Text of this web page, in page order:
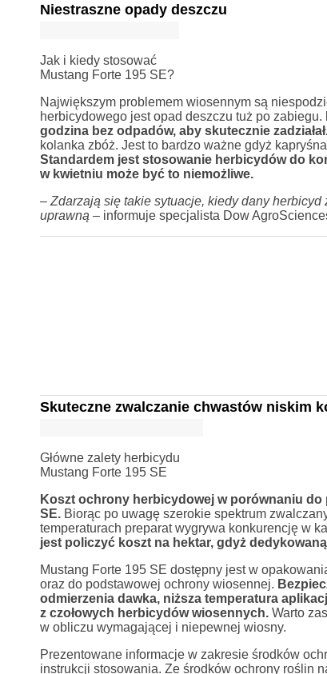
Niestraszne opady deszczu
Jak i kiedy stosować
Mustang Forte 195 SE?
Największym problemem wiosennym są
herbicydowego jest opad deszczu tuż po zabiegu.
godzina bez odpadów, aby skutecznie
kolanka zbóż. Jest to bardzo ważne gdyż
Standardem jest stosowanie herbicydów do
w kwietniu może być to niemożliwe.
– Zdarzają się takie sytuacje, kiedy dany
uprawną – informuje specjalista Dow
Skuteczne zwalczanie chwastów niskim
Główne zalety herbicydu
Mustang Forte 195 SE
Koszt ochrony herbicydowej w porównaniu
SE.Biorąc po uwagę szerokie spektrum
temperaturach preparat wygrywa konkurencję w
jest policzyć koszt na hektar, gdyż
Mustang Forte 195 SE dostępny jest w
oraz do podstawowej ochrony wiosennej.
odmierzenia dawka, niższa temperatura
z czołowych herbicydów wiosennych.Warto
w obliczu wymagającej i niepewnej wiosny.
Prezentowane informacje w zakresie środków
instrukcji stosowania. Ze środków ochrony roślin